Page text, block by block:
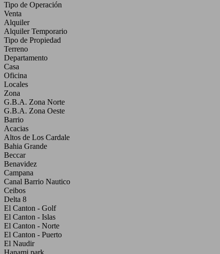
Tipo de Operación
Venta
Alquiler
Alquiler Temporario
Tipo de Propiedad
Terreno
Departamento
Casa
Oficina
Locales
Zona
G.B.A. Zona Norte
G.B.A. Zona Oeste
Barrio
Acacias
Altos de Los Cardale
Bahia Grande
Beccar
Benavidez
Campana
Canal Barrio Nautico
Ceibos
Delta 8
El Canton - Golf
El Canton - Islas
El Canton - Norte
El Canton - Puerto
El Naudir